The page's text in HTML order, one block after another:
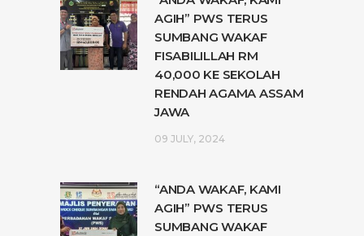
AGIH” PWS TERUS
SUMBANG WAKAF
FISABILILLAH RM
40,000 KE SEKOLAH
RENDAH AGAMA ASSAM
JAWA
09 JULY, 2024
“ANDA WAKAF, KAMI
AGIH” PWS TERUS
SUMBANG WAKAF